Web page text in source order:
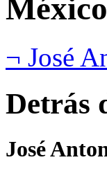
¬ José
Detrás
José